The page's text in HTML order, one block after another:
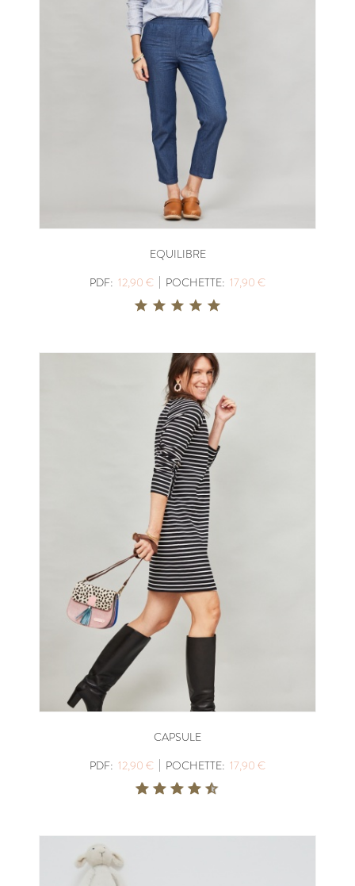
EQUILIBRE
PDF: 12,90 € | POCHETTE: 17,90 €
CAPSULE
PDF: 12,90 € | POCHETTE: 17,90 €